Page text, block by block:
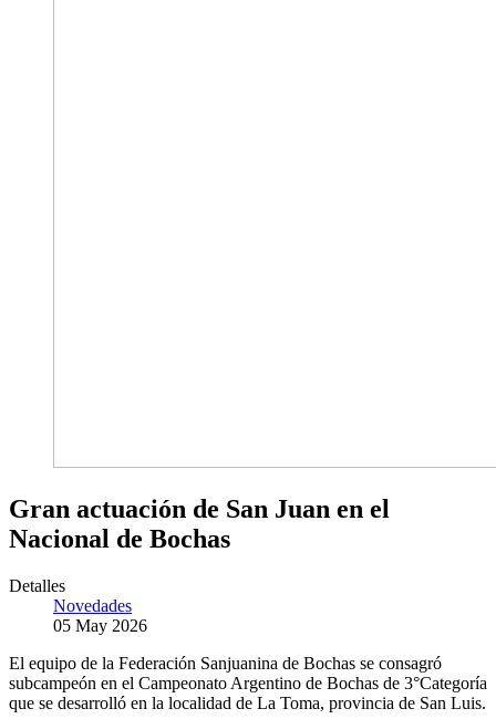
Gran actuación de San Juan en el
Nacional de Bochas
Detalles
Novedades
05 May 2026
El equipo de la Federación Sanjuanina de Bochas se consagró
subcampeón en el Campeonato Argentino de Bochas de 3°Categoría
que se desarrolló en la localidad de La Toma, provincia de San Luis.